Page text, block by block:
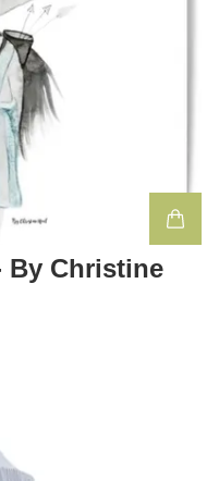
By Christine